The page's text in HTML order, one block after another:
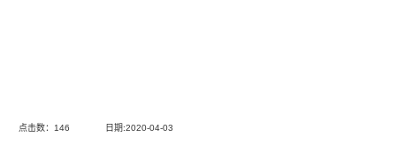
点击数： 146 日期:2020-04-03